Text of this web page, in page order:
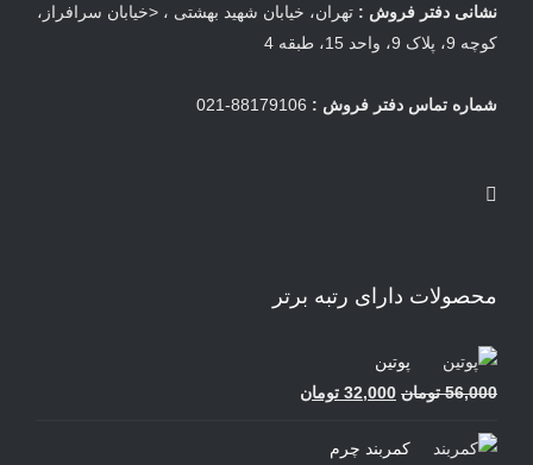
نشانی دفتر فروش : تهران، خیابان شهید بهشتی ، <خیابان سرافراز،
کوچه 9، پلاک 9، واحد 15، طبقه 4
شماره تماس دفتر فروش :
محصولات دارای رتبه برتر
پوتین
56,000 تومان قیمت
56,000 تومان
32,000 تومان
کمربند چرم